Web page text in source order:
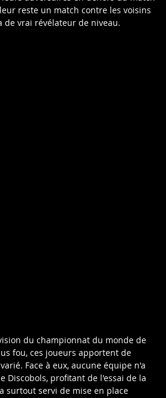
reste un match contre les voisins
de vrai révélateur de niveau.
du championnat du monde de
fou, ces joueurs apportent de
Face à eux, aucune équipe n'a
Discobols, profitant de l'essai de la
surtout servi de mise en place